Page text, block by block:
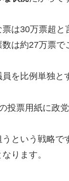
は30万票超
は約27万票で
を比例単独と
投票用紙に政
という戦略
ります。